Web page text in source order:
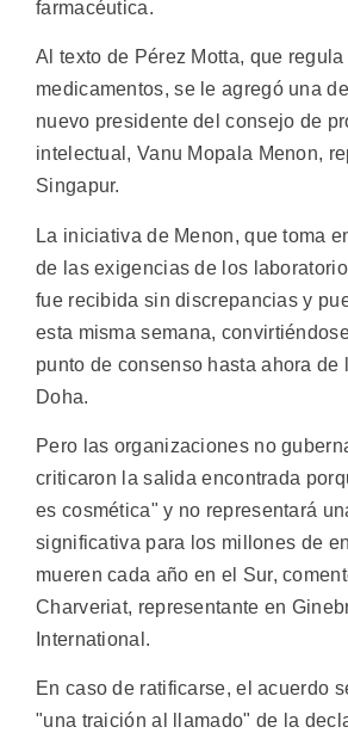
farmacéutica.
Al texto de Pérez Motta, que
medicamentos, se le agregó una
nuevo presidente del consejo de
intelectual, Vanu Mopala Menon,
Singapur.
La iniciativa de Menon, que toma
de las exigencias de los
fue recibida sin discrepancias y
esta misma semana,
punto de consenso hasta ahora de
Doha.
Pero las organizaciones no
criticaron la salida encontrada
es cosmética" y no representará
significativa para los millones de
mueren cada año en el Sur,
Charveriat, representante en
International.
En caso de ratificarse, el acuerdo
"una traición al llamado" de la